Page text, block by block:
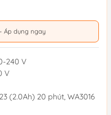
Áp dụng ngay
240 V
V
(2.0Ah) 20 phút, WA3016